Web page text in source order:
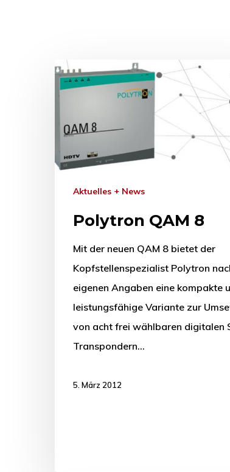
Drücken Sie Enter zum Suchen oder
Aktuelles + News
Polytron QAM 8
Mit der neuen QAM 8 bietet der
Kopfstellenspezialist Polytron
eigenen Angaben eine kompakte
leistungsfähige Variante zur
von acht frei wählbaren digitalen
Transpondern…
5. März 2012